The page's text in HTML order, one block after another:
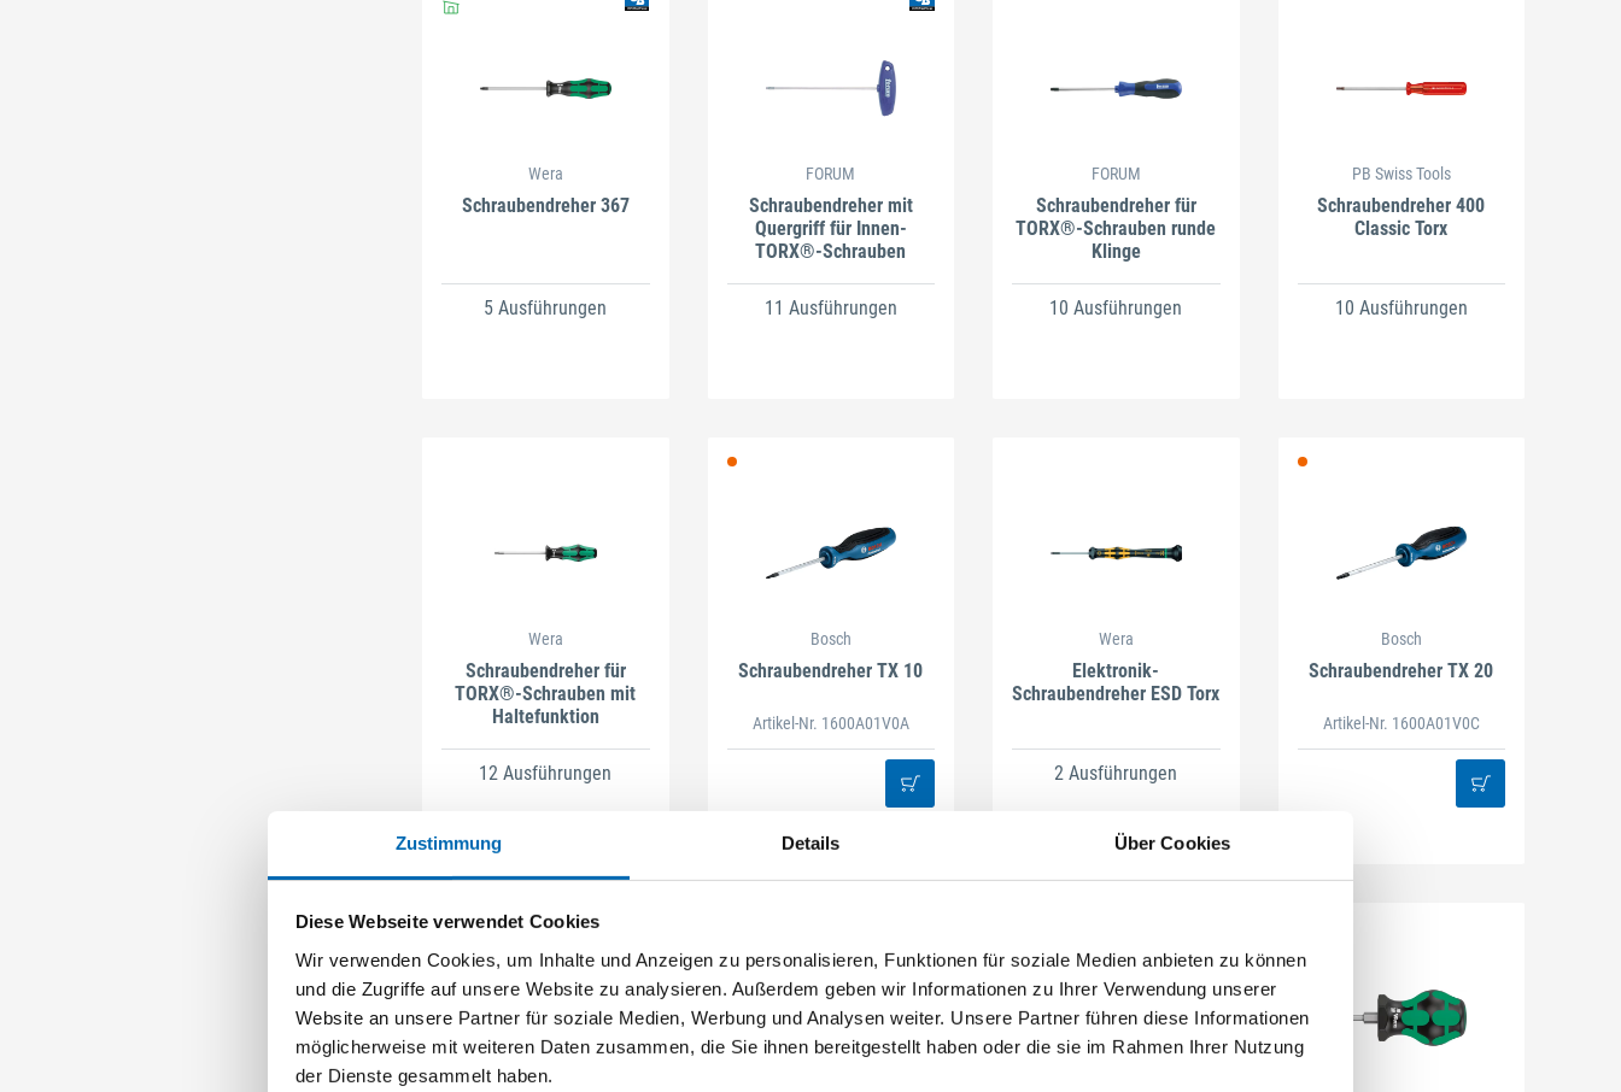
Zustimmung Details Über Cookies
Diese Webseite verwendet Cookies
Wir verwenden Cookies, um Inhalte und Anzeigen zu personalisieren, Funktionen für soziale Medien anbieten zu können
und die Zugriffe auf unsere Website zu analysieren. Außerdem geben wir Informationen zu Ihrer Verwendung unserer
Website an unsere Partner für soziale Medien, Werbung und Analysen weiter. Unsere Partner führen diese Informationen
möglicherweise mit weiteren Daten zusammen, die Sie ihnen bereitgestellt haben oder die sie im Rahmen Ihrer Nutzung
der Dienste gesammelt haben.
Wera
Schraubendreher 367
5 Ausführungen
FORUM
Schraubendreher mit
Quergriff für Innen-
TORX®-Schrauben
11 Ausführungen
FORUM
Schraubendreher für
TORX®-Schrauben runde
Klinge
10 Ausführungen
PB Swiss Tools
Schraubendreher 400
Classic Torx
10 Ausführungen
Wera
Schraubendreher für
TORX®-Schrauben mit
Haltefunktion
12 Ausführungen
Bosch
Schraubendreher TX 10
Artikel-Nr. 1600A01V0A
Wera
Elektronik-
Schraubendreher ESD Torx
2 Ausführungen
Bosch
Schraubendreher TX 20
Artikel-Nr. 1600A01V0C